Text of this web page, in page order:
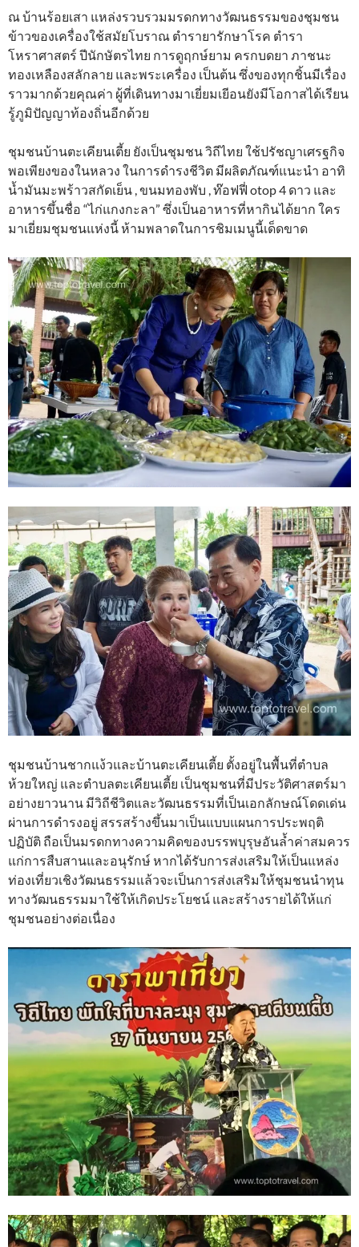
ณ บ้านร้อยเสา แหล่งรวบรวมมรดกทางวัฒนธรรมของชุมชน
ข้าวของเครื่องใช้สมัยโบราณ ตำรายารักษาโรค ตำรา
โหราศาสตร์ ปีนักษัตรไทย การดูฤกษ์ยาม ครกบดยา ภาชนะ
ทองเหลืองสลักลาย และพระเครื่อง เป็นต้น ซึ่งของทุกชิ้นมีเรื่อง
ราวมากด้วยคุณค่า ผู้ที่เดินทางมาเยี่ยมเยีอนยังมีโอกาสได้เรียน
รู้ภูมิปัญญาท้องถิ่นอีกด้วย
ชุมชนบ้านตะเคียนเตี้ย ยังเป็นชุมชน วิถีไทย ใช้ปรัชญาเศรฐกิจ
พอเพียงของในหลวง ในการดำรงชีวิต มีผลิตภัณฑ์แนะนำ อาทิ
น้ำมันมะพร้าวสกัดเย็น , ขนมทองพับ , ท๊อฟฟี่ otop 4 ดาว และ
อาหารขึ้นชื่อ “ไก่แกงกะลา” ซึ่งเป็นอาหารที่หากินได้ยาก ใคร
มาเยี่ยมชุมชนแห่งนี้ ห้ามพลาดในการชิมเมนูนี้เด็ดขาด
ชุมชนบ้านชากแง้วและบ้านตะเคียนเตี้ย ตั้งอยู่ในพื้นที่ตำบล
ห้วยใหญ่ และตำบลตะเคียนเตี้ย เป็นชุมชนที่มีประวัติศาสตร์มา
อย่างยาวนาน มีวิถีชีวิตและวัฒนธรรมที่เป็นเอกลักษณ์โดดเด่น
ผ่านการดำรงอยู่ สรรสร้างขึ้นมาเป็นแบบแผนการประพฤติ
ปฏิบัติ ถือเป็นมรดกทางความคิดของบรรพบุรุษอันล้ำค่าสมควร
แก่การสืบสานและอนุรักษ์ หากได้รับการส่งเสริมให้เป็นแหล่ง
ท่องเที่ยวเชิงวัฒนธรรมแล้วจะเป็นการส่งเสริมให้ชุมชนนำทุน
ทางวัฒนธรรมมาใช้ให้เกิดประโยชน์ และสร้างรายได้ให้แก่
ชุมชนอย่างต่อเนื่อง